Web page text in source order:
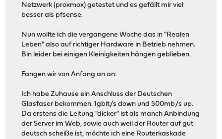
Netzwerk (proxmox) getestet und es gefällt mir viel
besser als pfsense.
Nun wollte ich die vergangene Woche das in "Realen
Leben" also auf richtiger Hardware in Betrieb nehmen.
Bin leider bei einigen Kleinigkeiten hängen geblieben.
Fangen wir von Anfang an an:
Ich habe Zuhause ein Anschluss der Deutschen
Glasfaser bekommen. 1gbit/s down und 500mb/s up.
Da erstens die Leitung "dicker" ist als manch Anbindung
der Server im Web, sowie auch weil der Router auf gut
deutsch scheiße ist, möchte ich eine Routerkaskade